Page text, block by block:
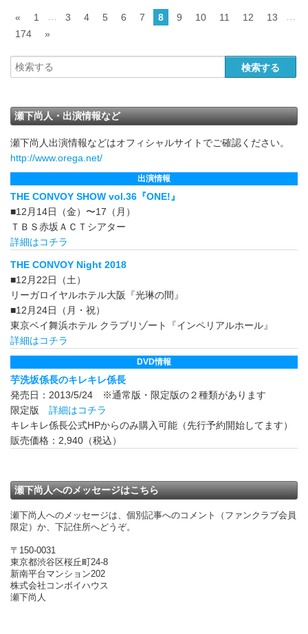
« 1 3 4 5 6 7 8 9 10 11 12 13
174
»
瀬下尚人・出演情報など
瀬下尚人出演情報などはオフィシャルサイトでご確認ください。
http://www.orega.net/
出演情報
THE CONVOY SHOW vol.36『ONE!』
■12月14日（金）〜17（月）
ＴＢＳ赤坂ＡＣＴシアター
詳細はコチラ
THE CONVOY Night 2018
■12月22日（土）
リーガロイヤルホテル大阪『光琳の間』
■12月24日（月・祝）
東京ベイ舞浜ホテル クラブリゾート『インペリアルホール』
詳細はコチラ
DVD情報
芋洗坂係長のキレキレ係長
発売日：2013/5/24 ※通常版・限定版の２種類があります
限定版 詳細はコチラ
キレキレ係長公式HPからのみ購入可能（先行予約開始してます）
販売価格：2,940（税込）
瀬下尚人へのメッセージはこちら
瀬下尚人へのメッセージは、個別記事へのコメント（ファンクラブ会員
限定）か、下記住所へどうぞ。
〒150-0031
東京都渋谷区桜丘町24-8
新南平台マンション202
株式会社コンボイハウス
瀬下尚人